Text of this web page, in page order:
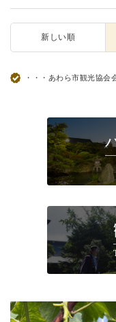
新しい順
・・・あわら市観光協会